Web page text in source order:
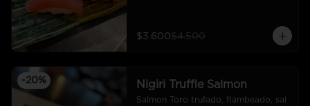
$3.600$4.500
-20% Nigiri Truffle Salmon
Salmon Toro trufado, flambeado, sal